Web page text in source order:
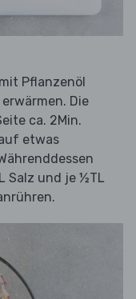
Pflanzenöl
Die
ca. 2Min.
etwas
Salz und je ½TL